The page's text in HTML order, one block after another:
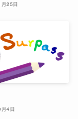
25日
4日